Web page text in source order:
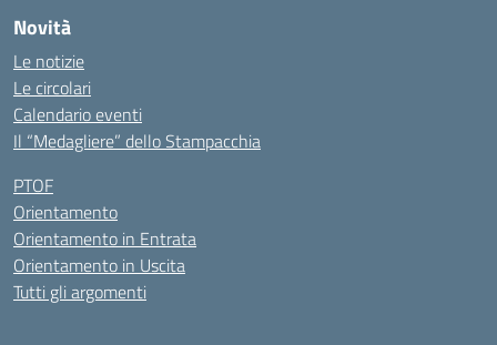
Novità
Le notizie
Le circolari
Calendario eventi
Il “Medagliere” dello Stampacchia
PTOF
Orientamento
Orientamento in Entrata
Orientamento in Uscita
Tutti gli argomenti